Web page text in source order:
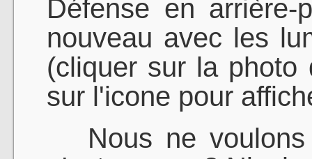
Défense en
nouveau avec les
(cliquer sur la photo
sur l'icone pour
Nous ne voulons